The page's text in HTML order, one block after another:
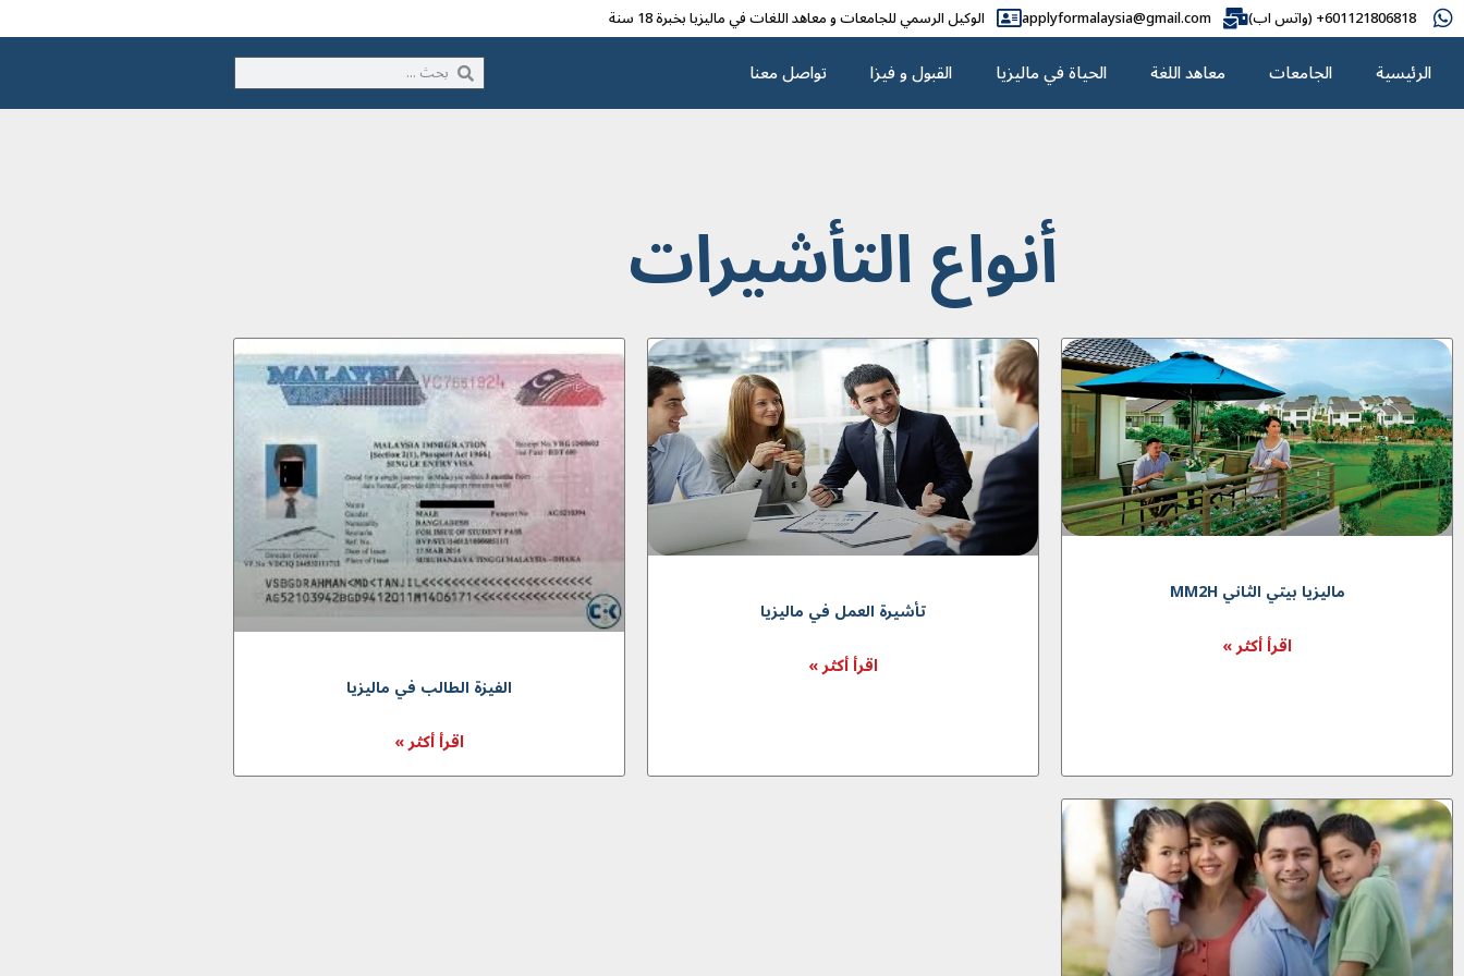
601121806818+ (واتس اب) applyformalaysia@gmail.com الوکیل الرسمي للجامعات و معاهد اللغات في مالیزیا بخبرة 18 سنة
الرئيسية الجامعات معاهد اللغة الحياة في ماليزيا القبول و فیزا تواصل معنا
أنواع التأشيرات
ماليزيا بيتي الثاني MM2H
اقرأ أكثر »
تأشيرة العمل في ماليزيا
اقرأ أكثر »
الفيزة الطالب في ماليزيا
اقرأ أكثر »